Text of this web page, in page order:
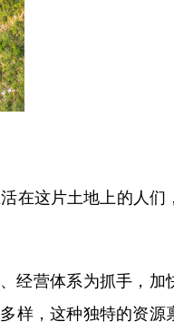
在这片土地上的人们
经营体系为抓手，加
样，这种独特的资源